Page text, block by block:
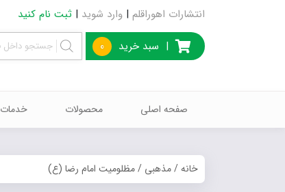
انتشارات اهوراقلم | وارد شوید | ثبت نام کنید
| سبد خرید 0
صفحه اصلی محصولات خدمات
خانه/مذهبی / مظلومیت امام رضا (ع)